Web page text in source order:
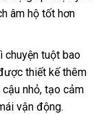
âm hộ tốt hơn
chuyện tuột bao
thiết kế thêm
cậu nhỏsửa
chữa
, tạo cảm
vận độngbảo
.